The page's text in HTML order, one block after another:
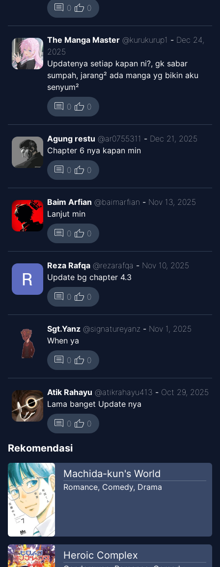
comment 0 thumb_up 0
The Manga Master @kurukurup1 - Dec 24,
2025
Updatenya setiap kapan ni?, gk sabar
sumpah, jarang² ada manga yg bikin aku
senyum²
comment 0 thumb_up 0
Agung restu @ar0755311 - Dec 21, 2025
Chapter 6 nya kapan min
comment 0 thumb_up 0
Baim Arfian @baimarfian - Nov 13, 2025
Lanjut min
comment 0 thumb_up 0
Reza Rafqa @rezarafqa - Nov 10, 2025
Update bg chapter 4.3
comment 0 thumb_up 0
Sgt.Yanz @signatureyanz - Nov 1, 2025
When ya
comment 0 thumb_up 0
Atik Rahayu @atikrahayu413 - Oct 29, 2025
Lama banget Update nya
comment 0 thumb_up 0
Rekomendasi
Machida-kun's World
Romance, Comedy, Drama
Heroic Complex